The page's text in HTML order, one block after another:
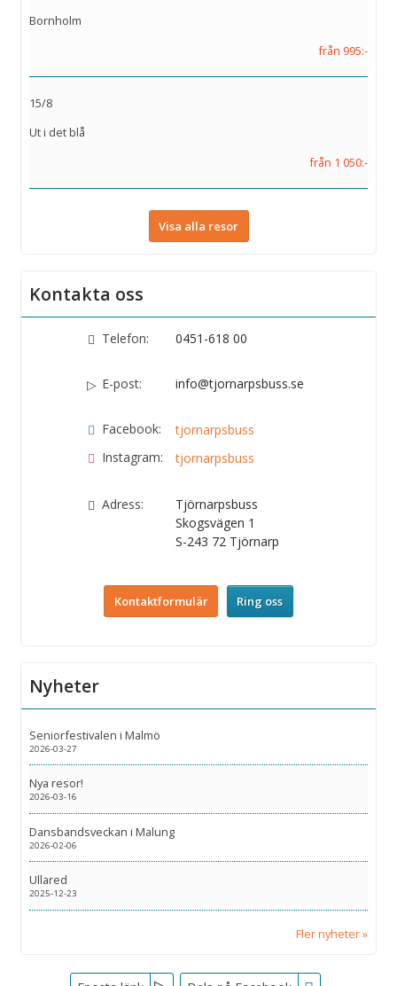
Bornholm
från 995:-
15/8
Ut i det blå
från 1 050:-
Visa alla resor
Kontakta oss
Telefon: 0451-618 00
E-post: info@tjornarpsbuss.se
Facebook:
tjornarpsbuss
Instagram:
tjornarpsbuss
Adress:
Tjörnarpsbuss
Skogsvägen 1
S-243 72 Tjörnarp
Kontaktformulär Ring oss
Nyheter
Seniorfestivalen i Malmö
2026-03-27
Nya resor!
2026-03-16
Dansbandsveckan i Malung
2026-02-06
Ullared
2025-12-23
Fler nyheter